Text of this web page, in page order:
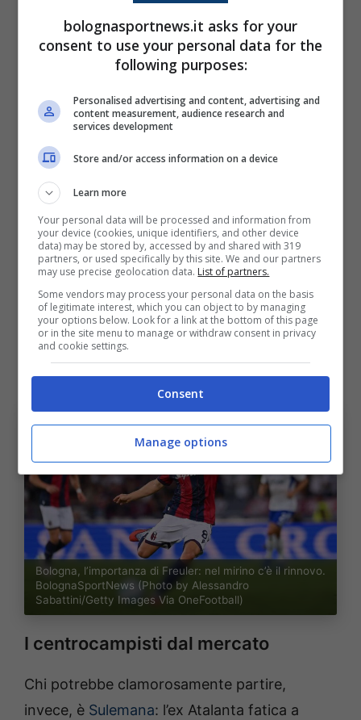
Tuttavia, siamo nel pieno del mercato
invernale e i rossoblù sono impegnati su
un difensore centralee il caso Freuler deve
ancora aspettare.
Così, il Bologna ha chiesto all’entourage del
giocatore di fissare un incontro entro le
prime due settimane di febbraio, così da
rompere gli indugi e spazzare via ogni dubbio
sulla permanenza del capitano. L’accordo
ancora non c’è, è vero, ma i rapporti sono
ottimi: “Prima di lasciare Bologna bisogna
Bologna, l’importanza di Freuler: nel mirino c’è il rinnovo.
BolognaSportNews (Photo by Alessandro
Sabattini/Getty Images Via OneFootball)
I centrocampisti dal mercato
Chi potrebbe clamorosamente partire,
invece, è Sulemana: l’ex Atalanta fatica a
bolognasportnews.it asks for your
consent to use your personal data for the
following purposes:
Personalised advertising and content, advertising and
content measurement, audience research and
services development
Store and/or access information on a device
Learn more
Your personal data will be processed and information from
your device (cookies, unique identifiers, and other device
data) may be stored by, accessed by and shared with 319
partners, or used specifically by this site. We and our partners
may use precise geolocation data. List of partners.
Some vendors may process your personal data on the basis
of legitimate interest, which you can object to by managing
your options below. Look for a link at the bottom of this page
or in the site menu to manage or withdraw consent in privacy
and cookie settings.
Consent
Manage options